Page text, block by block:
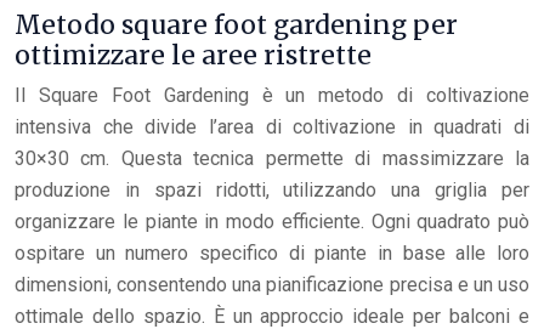
Metodo square foot gardening per
ottimizzare le aree ristrette
Il Square Foot Gardening è un metodo di coltivazione
intensiva che divide l’area di coltivazione in quadrati di
30×30 cm. Questa tecnica permette di massimizzare la
produzione in spazi ridotti, utilizzando una griglia per
organizzare le piante in modo efficiente. Ogni quadrato può
ospitare un numero specifico di piante in base alle loro
dimensioni, consentendo una pianificazione precisa e un uso
ottimale dello spazio. È un approccio ideale per balconi e